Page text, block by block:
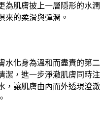
為肌膚披上一層隱形的水潤
來的柔滑與彈潤。
水化身為溫和而盡責的第二
潔，進一步淨澈肌膚同時注
，讓肌膚由內而外透現澄澈